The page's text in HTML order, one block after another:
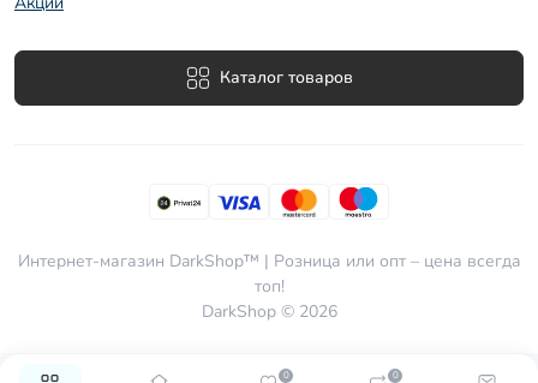
0 0
Каталог товаров
Интернет-магазин DarkShop™ | Розница или опт – цена всегда
топ!
DarkShop © 2026